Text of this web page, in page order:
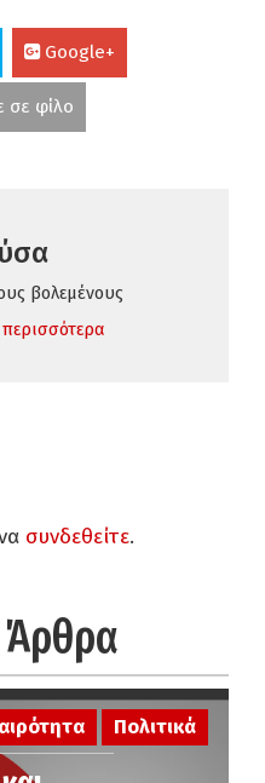
Google+
σε φίλο
βολεμένους
συνδεθείτε.
Άρθρα
Πολιτικά